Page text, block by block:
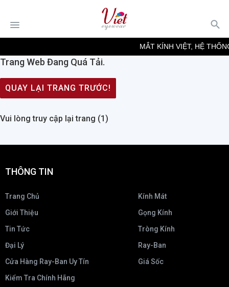
MẮT KÍNH VIỆT, HỆ
Trang Web Đang Quá Tải.
QUAY LẠI TRANG TRƯỚC!
Vui lòng truy cập lại trang (1)
THÔNG TIN
Trang Chủ
Giới Thiệu
Tin Tức
Đại Lý
Cửa Hàng Ray-Ban Uy Tín
Kiểm Tra Chính Hãng
Kính Mát
Gọng Kính
Tròng Kính
Ray-Ban
Giá Sốc